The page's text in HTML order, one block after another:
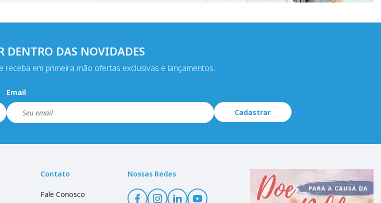
DENTRO DAS NOVIDADES
receba em primeira mão ofertas exclusivas e lançamentos.
Email
Cadastrar
Contato
Fale Conosco
Nossas Redes